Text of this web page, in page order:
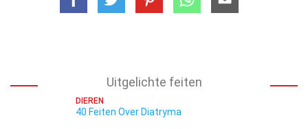
Uitgelichte feiten
DIEREN
40 Feiten Over Diatryma